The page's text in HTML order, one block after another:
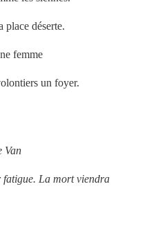
place déserte.
femme
un foyer.
Van
fatigue. La mort viendra